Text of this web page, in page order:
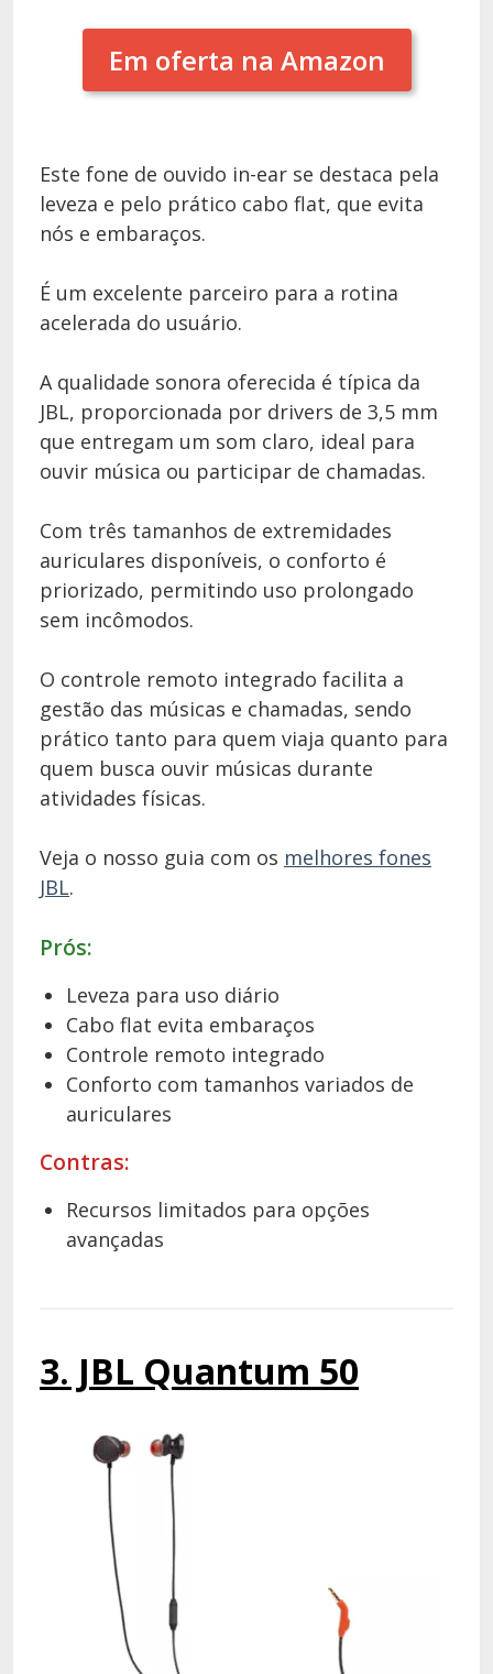
Em oferta na Amazon
Este fone de ouvido in-ear se destaca pela
leveza e pelo prático cabo flat, que evita
nós e embaraços.
É um excelente parceiro para a rotina
acelerada do usuário.
A qualidade sonora oferecida é típica da
JBL, proporcionada por drivers de 3,5 mm
que entregam um som claro, ideal para
ouvir música ou participar de chamadas.
Com três tamanhos de extremidades
auriculares disponíveis, o conforto é
priorizado, permitindo uso prolongado
sem incômodos.
O controle remoto integrado facilita a
gestão das músicas e chamadas, sendo
prático tanto para quem viaja quanto para
quem busca ouvir músicas durante
atividades físicas.
Veja o nosso guia com os melhores fones
JBL.
Prós:
Leveza para uso diário
Cabo flat evita embaraços
Controle remoto integrado
Conforto com tamanhos variados de
auriculares
Contras:
Recursos limitados para opções
avançadas
3. JBL Quantum 50